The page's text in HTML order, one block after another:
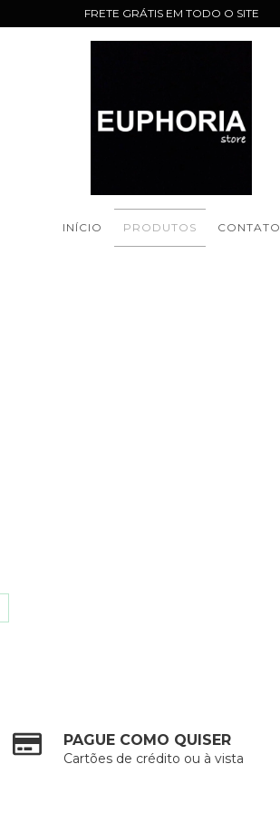
FRETE GRÁTIS EM TODO O SITE
INÍCIO PRODUTOS CONTATO
PAGUE COMO QUISER
Cartões de crédito ou à vista